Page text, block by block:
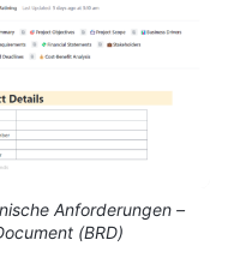
Anforderungen –
(BRD)